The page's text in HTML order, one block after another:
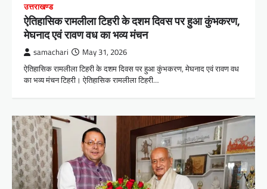
उत्तराखण्ड
ऐतिहासिक रामलीला टिहरी के दशम दिवस पर हुआ कुंभकरण,
मेघनाद एवं रावण वध का भव्य मंचन
samachari May 31, 2026
ऐतिहासिक रामलीला टिहरी के दशम दिवस पर हुआ कुंभकरण, मेघनाद एवं रावण वध
का भव्य मंचन टिहरी। ऐतिहासिक रामलीला टिहरी…